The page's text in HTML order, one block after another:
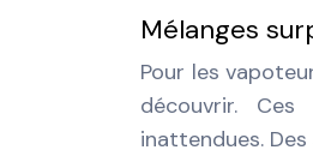
Mélanges
Pour les
découvrir.
inattendues.